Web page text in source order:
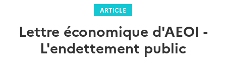
ARTICLE
Lettre économique d'AEOI -
L'endettement public